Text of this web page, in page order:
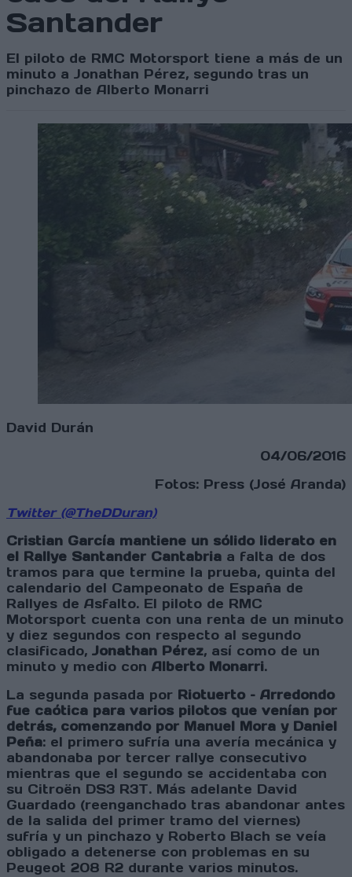
Santander
El piloto de RMC Motorsport tiene a más de un
minuto a Jonathan Pérez, segundo tras un
pinchazo de Alberto Monarri
David Durán
04/06/2016
Fotos: Press (José Aranda)
Twitter (@TheDDuran)
Cristian García mantiene un sólido liderato en
el Rallye Santander Cantabria a falta de dos
tramos para que termine la prueba, quinta del
calendario del Campeonato de España de
Rallyes de Asfalto. El piloto de RMC
Motorsport cuenta con una renta de un minuto
y diez segundos con respecto al segundo
clasificado, Jonathan Pérez, así como de un
minuto y medio con Alberto Monarri.
La segunda pasada por Riotuerto – Arredondo
fue caótica para varios pilotos que venían por
detrás, comenzando por Manuel Mora y Daniel
Peña: el primero sufría una avería mecánica y
abandonaba por tercer rallye consecutivo
mientras que el segundo se accidentaba con
su Citroën DS3 R3T. Más adelante David
Guardado (reenganchado tras abandonar antes
de la salida del primer tramo del viernes)
sufría y un pinchazo y Roberto Blach se veía
obligado a detenerse con problemas en su
Peugeot 208 R2 durante varios minutos.